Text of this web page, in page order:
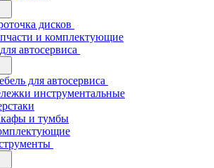
дисков
и комплектующие
автосервиса
для автосервиса
инструментальные
и тумбы